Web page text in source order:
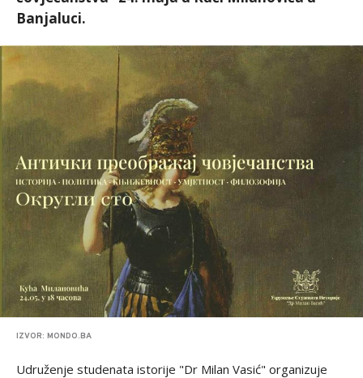
Banjaluci.
IZVOR: MONDO.BA
Udruženje studenata istorije "Dr Milan Vasić" organizuje